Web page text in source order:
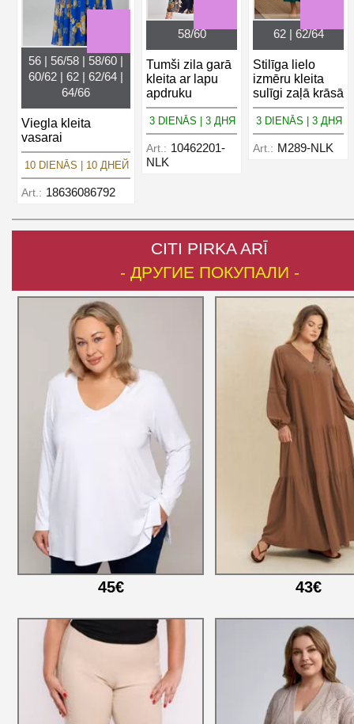
56 | 56/58 | 58/60 |
60/62 | 62 | 62/64 |
64/66
Viegla kleita
vasarai
10 DIENĀS | 10 ДНЕЙ
Art.: 18636086792
58/60
Tumši zila garā
kleita ar lapu
apdruku
3 DIENĀS | 3 ДНЯ
Art.: 10462201-
NLK
62 | 62/64
Stilīga lielo
izmēru kleita
sulīgi zaļā krāsā
3 DIENĀS | 3 ДНЯ
Art.: M289-NLK
CITI PIRKA ARĪ
- ДРУГИЕ ПОКУПАЛИ -
45€ 43€